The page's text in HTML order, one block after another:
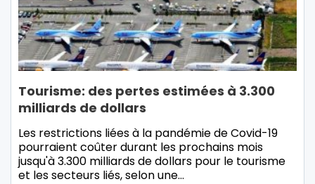
Tourisme: des pertes estimées à 3.300
milliards de dollars
Les restrictions liées à la pandémie de Covid-19
pourraient coûter durant les prochains mois
jusqu'à 3.300 milliards de dollars pour le tourisme
et les secteurs liés, selon une…